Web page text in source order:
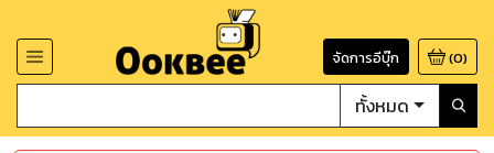
จัดการอีบุ๊ก (0)
ทั้งหมด